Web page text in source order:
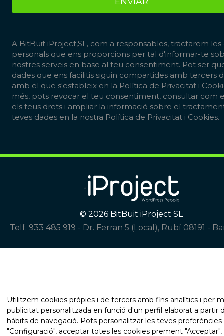
A BitBuit iProject,SL, com a responsables, tractarem les
personals que ens proporcions per tal d'informar-te
nostres serveis en base al teu consentiment. Pot ser
dades que ens facilitis siguin compartides amb tercers
amb el que s'estableix en la Política de Privacitat i
més, pots revocar el teu consentiment, consultar com
els teus drets i ampliar la informació sobre el
teves dades en la nostra Política de Privacitat i Cookies.
© 2026 BitBuit iProject SL
Telf. 933 485 919 - Dr. Ferran 5 (Local), Rubí 08191 -
Utilitzem cookies pròpies i de tercers amb fins analítics i per
publicitat personalitzada en funció d'un perfil elaborat a partir
hàbits de navegació. Pots personalitzar les teves
"Configuració", acceptar totes les cookies prement "Acceptar",